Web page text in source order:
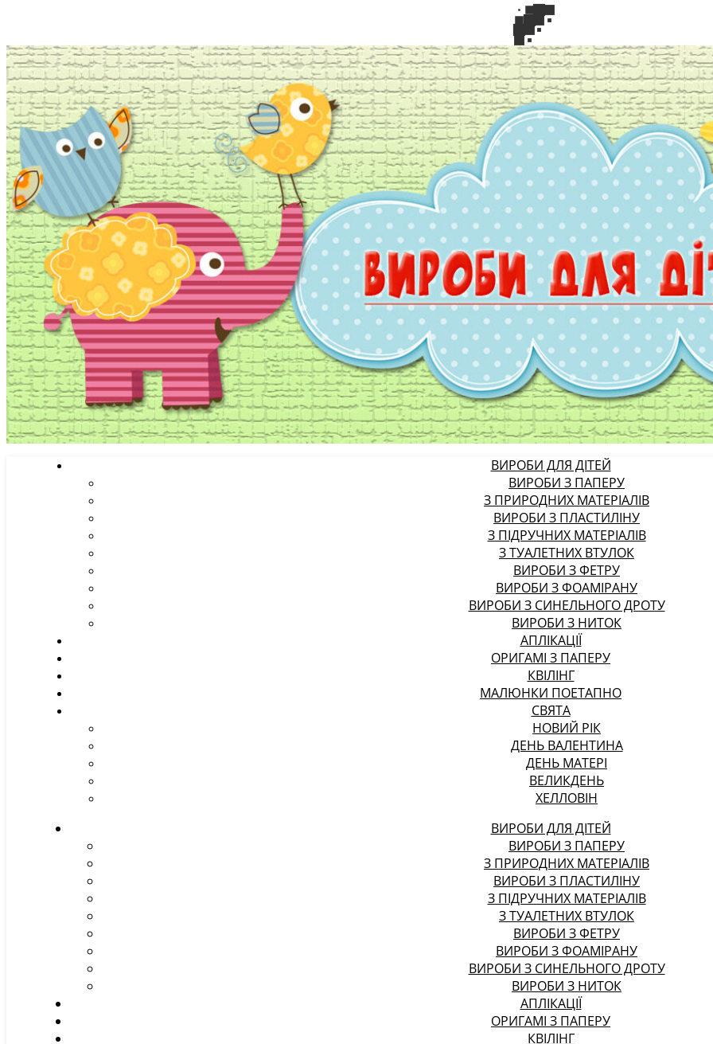
ВИРОБИ ДЛЯ ДІТЕЙ
ВИРОБИ З ПАПЕРУ
З ПРИРОДНИХ МАТЕРІАЛІВ
ВИРОБИ З ПЛАСТИЛІНУ
З ПІДРУЧНИХ МАТЕРІАЛІВ
З ТУАЛЕТНИХ ВТУЛОК
ВИРОБИ З ФЕТРУ
ВИРОБИ З ФОАМІРАНУ
ВИРОБИ З СИНЕЛЬНОГО ДРОТУ
ВИРОБИ З НИТОК
АПЛІКАЦІЇ
ОРИГАМІ З ПАПЕРУ
КВІЛІНГ
МАЛЮНКИ ПОЕТАПНО
СВЯТА
НОВИЙ РІК
ДЕНЬ ВАЛЕНТИНА
ДЕНЬ МАТЕРІ
ВЕЛИКДЕНЬ
ХЕЛЛОВІН
ВИРОБИ ДЛЯ ДІТЕЙ
ВИРОБИ З ПАПЕРУ
З ПРИРОДНИХ МАТЕРІАЛІВ
ВИРОБИ З ПЛАСТИЛІНУ
З ПІДРУЧНИХ МАТЕРІАЛІВ
З ТУАЛЕТНИХ ВТУЛОК
ВИРОБИ З ФЕТРУ
ВИРОБИ З ФОАМІРАНУ
ВИРОБИ З СИНЕЛЬНОГО ДРОТУ
ВИРОБИ З НИТОК
АПЛІКАЦІЇ
ОРИГАМІ З ПАПЕРУ
КВІЛІНГ